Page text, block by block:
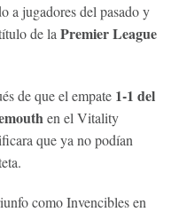
a jugadores del pasado y
de la Premier League
de que el empate 1-1 del
en el Vitality
que ya no podían
como Invencibles en